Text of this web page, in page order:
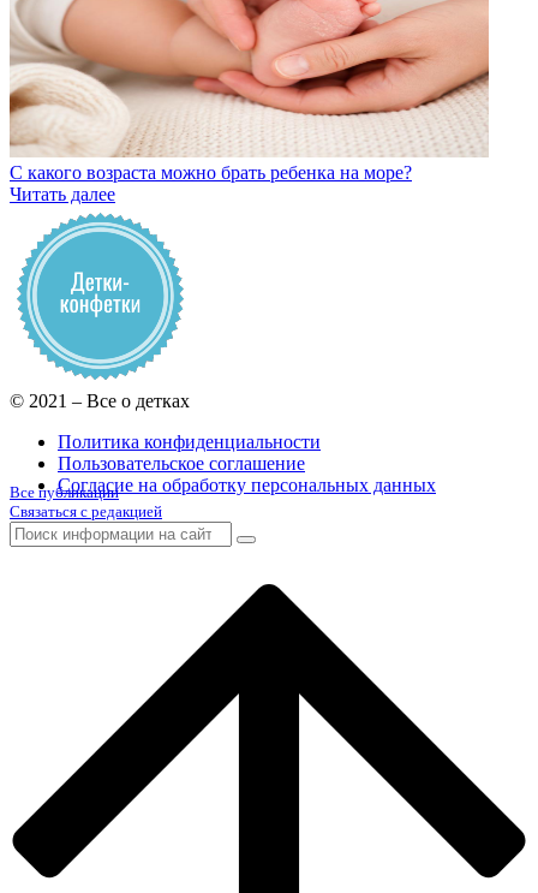
С какого возраста можно брать ребенка на море?
Читать далее
© 2021 – Все о детках
Политика конфиденциальности
Пользовательское соглашение
Согласие на обработку персональных данных
Все публикации
Связаться с редакцией